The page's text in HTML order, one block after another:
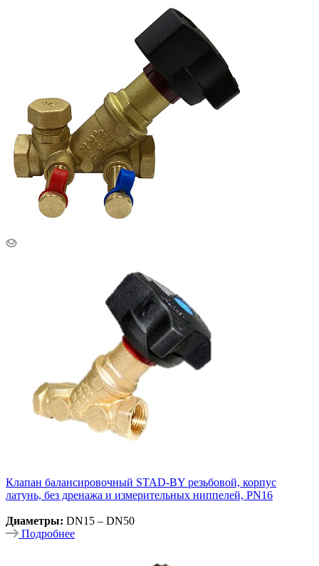
Клапан балансировочный STAD-BY резьбовой, корпус
латунь, без дренажа и измерительных ниппелей, PN16
Диаметры: DN15 – DN50
Подробнее